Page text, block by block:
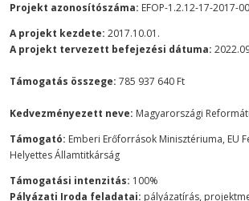
Projekt azonosítószáma: EFOP-1.2.12-17-2017-
A projekt kezdete: 2017.10.01.
A projekt tervezett befejezési dátuma:
Támogatás összege: 785 937 640 Ft
Kedvezményezett neve: Magyarországi
Támogató: Emberi Erőforrások Minisztériuma, EU
Helyettes Államtitkárság
Támogatási intenzitás: 100%
Pályázati Iroda feladatai: pályázatírás,